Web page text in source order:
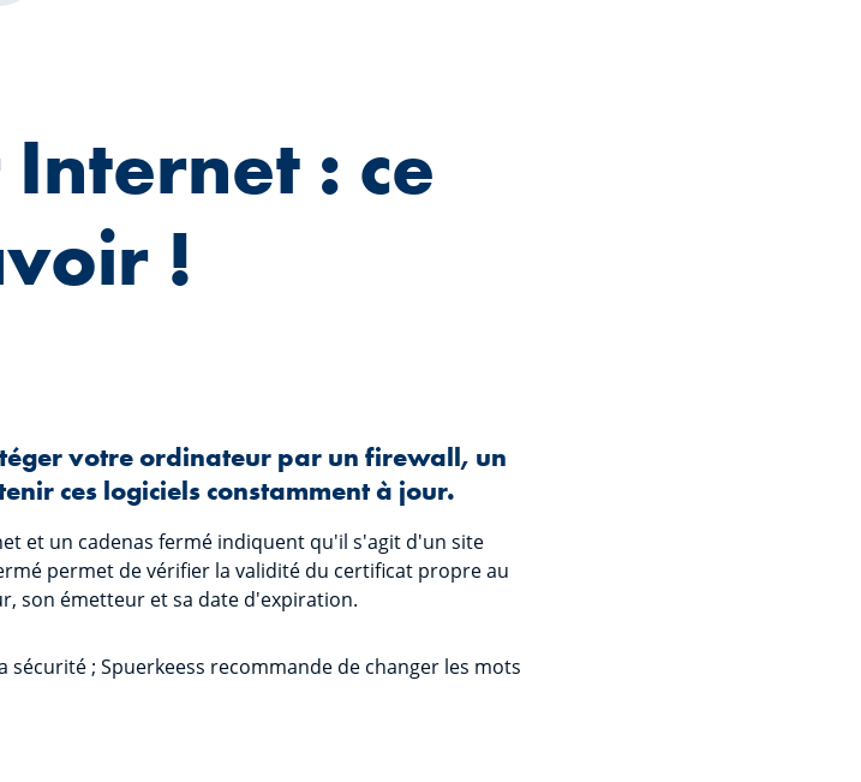
: ce
!
votre ordinateur par un firewall, un
ces logiciels constamment à jour.
et un cadenas fermé indiquent qu'il s'agit d'un site
permet de vérifier la validité du certificat propre au
son émetteur et sa date d'expiration.
sécurité ; Spuerkeess recommande de changer les mots